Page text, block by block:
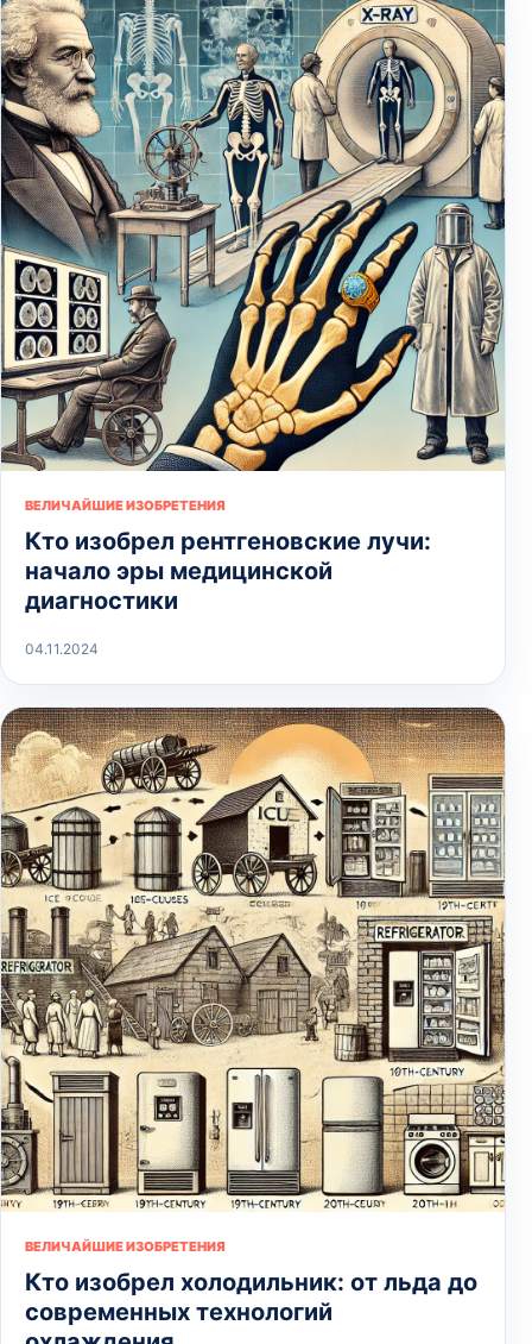
ВЕЛИЧАЙШИЕ ИЗОБРЕТЕНИЯ
Кто изобрел рентгеновские лучи:
начало эры медицинской
диагностики
04.11.2024
ВЕЛИЧАЙШИЕ ИЗОБРЕТЕНИЯ
Кто изобрел холодильник: от льда до
современных технологий